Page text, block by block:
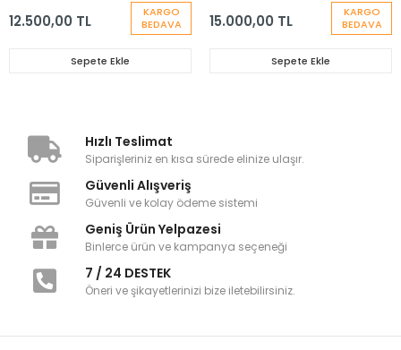
KARGO
BEDAVA
12.500,00 TL
Sepete Ekle
KARGO
BEDAVA
15.000,00 TL
Sepete Ekle
Hızlı Teslimat
Siparişleriniz en kısa sürede elinize ulaşır.
Güvenli Alışveriş
Güvenli ve kolay ödeme sistemi
Geniş Ürün Yelpazesi
Binlerce ürün ve kampanya seçeneği
7 / 24 DESTEK
Öneri ve şikayetlerinizi bize iletebilirsiniz.